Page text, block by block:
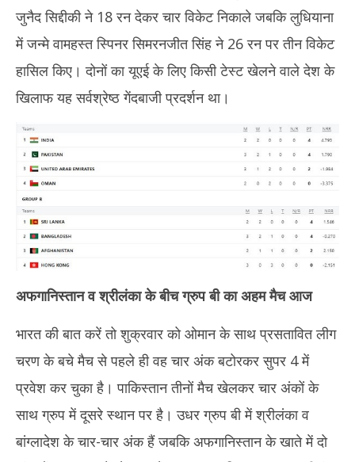
जुनैद सिद्दीकी ने 18 रन देकर चार विकेट निकाले जबकि लुधियाना
में जन्मे वामहस्त स्पिनर सिमरनजीत सिंह ने 26 रन पर तीन विकेट
हासिल किए। दोनों का यूएई के लिए किसी टेस्ट खेलने वाले देश के
खिलाफ यह सर्वश्रेष्ठ गेंदबाजी प्रदर्शन था।
अफगानिस्तान व श्रीलंका के बीच ग्रुप बी का अहम मैच आज
भारत की बात करें तो शुक्रवार को ओमान के साथ प्रसतावित लीग
चरण के बचे मैच से पहले ही वह चार अंक बटोरकर सुपर 4 में
प्रवेश कर चुका है। पाकिस्तान तीनों मैच खेलकर चार अंकों के
साथ ग्रुप में दूसरे स्थान पर है। उधर ग्रुप बी में श्रीलंका व
बांग्लादेश के चार-चार अंक हैं जबकि अफगानिस्तान के खाते में दो